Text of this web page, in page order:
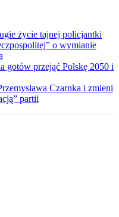
życie tajnej policjantki
o wymianie
gotów przejąć Polskę 2050 i
Czarnka i zmieni
partii